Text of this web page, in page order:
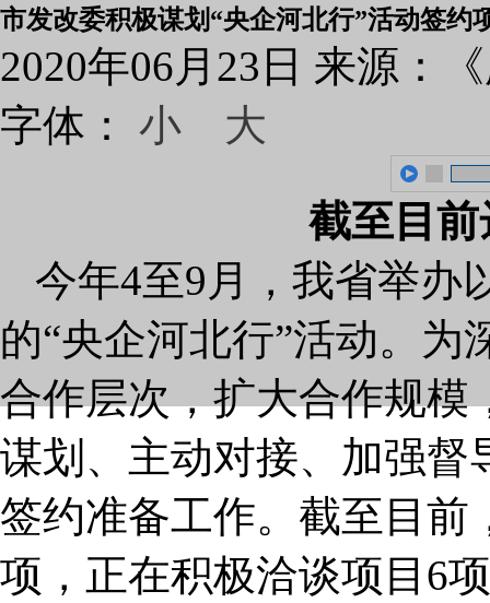
市发改委积极谋划“央企河北行”活动签约
2020年06月23日 来源：
字体： 小 大
截至目
今年4至9月，我省举办
的“央企河北行”活动。
合作层次，扩大合作规模
谋划、主动对接、加强督
签约准备工作。截至目前
项，正在积极洽谈项目6